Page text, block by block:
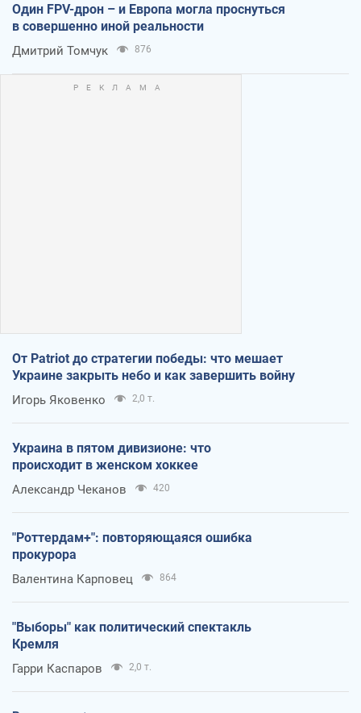
Один FPV-дрон – и Европа могла проснуться
в совершенно иной реальности
Дмитрий Томчук 876
От Patriot до стратегии победы: что мешает
Украине закрыть небо и как завершить войну
Игорь Яковенко 2,0 т.
Украина в пятом дивизионе: что
происходит в женском хоккее
Александр Чеканов 420
"Роттердам+": повторяющаяся ошибка
прокурора
Валентина Карповец 864
"Выборы" как политический спектакль
Кремля
Гарри Каспаров 2,0 т.